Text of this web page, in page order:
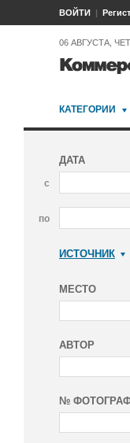
ВОЙТИ
06 АВГУСТА,
КАТЕГОРИИ
ДАТА
с
по
ИСТОЧНИК
МЕСТО
АВТОР
№